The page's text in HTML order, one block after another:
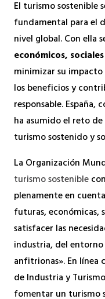
El turismo sostenible
fundamental para el
nivel global. Con ella
económicos,
minimizar su
los beneficios y
responsable.
ha asumido el reto
turismo sostenido y
La Organización
turismo sostenible
plenamente en
futuras, económicas,
satisfacer las
industria, del
anfitrionas». En
de Industria y
fomentar un turismo